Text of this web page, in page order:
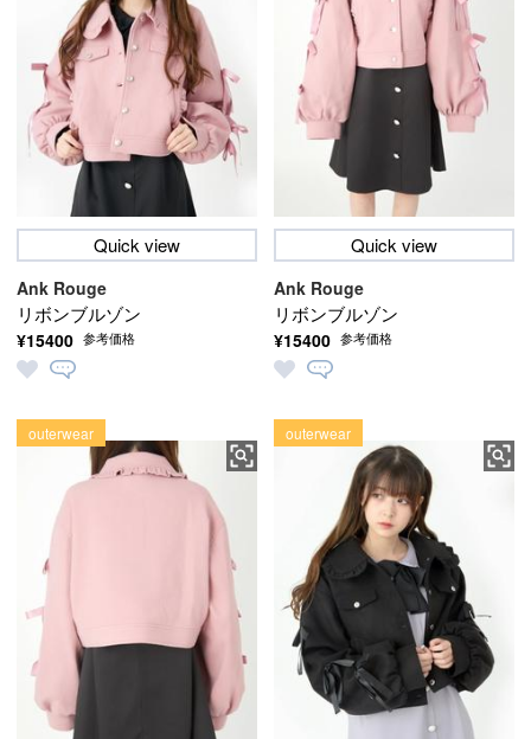
Quick view
リボンブルゾン
Ank Rouge
¥15400 参考価格
Quick view
リボンブルゾン
Ank Rouge
¥15400 参考価格
outerwear outerwear